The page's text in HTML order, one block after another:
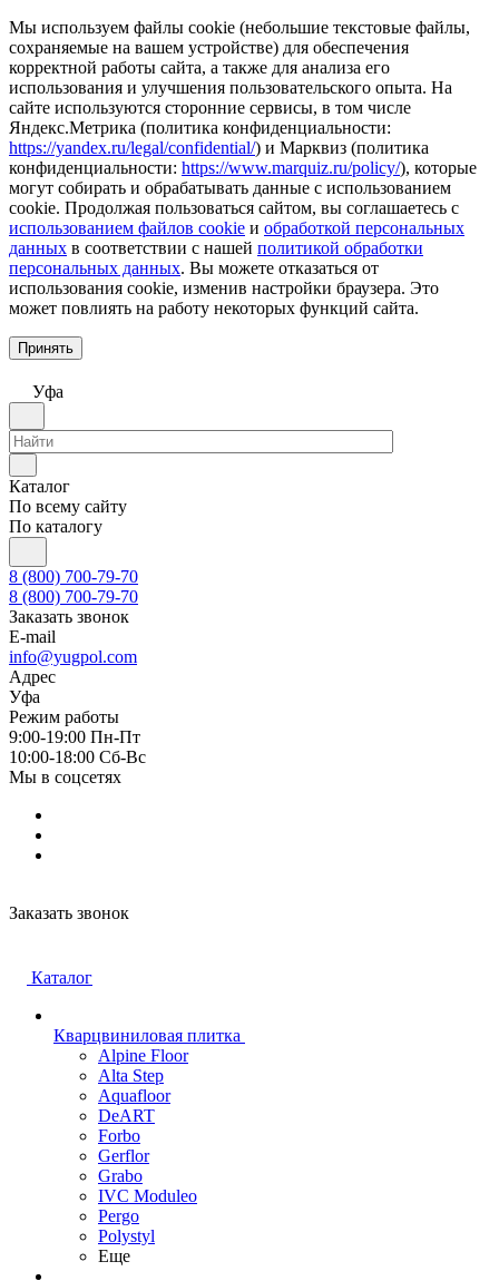
Мы используем файлы cookie (небольшие текстовые файлы,
сохраняемые на вашем устройстве) для обеспечения
корректной работы сайта, а также для анализа его
использования и улучшения пользовательского опыта. На
сайте используются сторонние сервисы, в том числе
Яндекс.Метрика (политика конфиденциальности:
https://yandex.ru/legal/confidential/) и Марквиз (политика
конфиденциальности: https://www.marquiz.ru/policy/), которые
могут собирать и обрабатывать данные с использованием
cookie. Продолжая пользоваться сайтом, вы соглашаетесь с
использованием файлов cookie и обработкой персональных
данных в соответствии с нашей политикой обработки
персональных данных. Вы можете отказаться от
использования cookie, изменив настройки браузера. Это
может повлиять на работу некоторых функций сайта.
Принять
Уфа
Каталог
По всему сайту
По каталогу
8 (800) 700-79-70
8 (800) 700-79-70
Заказать звонок
E-mail
info@yugpol.com
Адрес
Уфа
Режим работы
9:00-19:00 Пн-Пт
10:00-18:00 Cб-Вс
Мы в соцсетях
Заказать звонок
Каталог
Кварцвиниловая плитка
Alpine Floor
Alta Step
Aquafloor
DeART
Forbo
Gerflor
Grabo
IVC Moduleo
Pergo
Polystyl
Еще